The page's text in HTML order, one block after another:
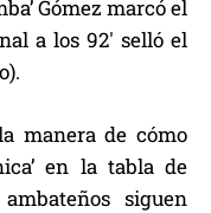
Gómez marcó el
a los 92′ selló el
manera de cómo
en la tabla de
siguen